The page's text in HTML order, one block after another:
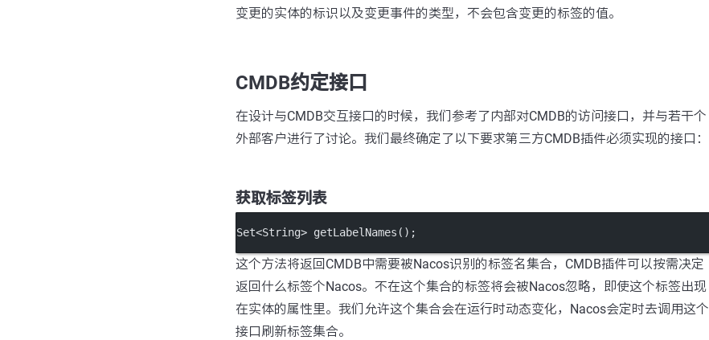
变更的实体的标识以及变更事件的类型，不会包含变更的标签的值。
CMDB约定接口
在设计与CMDB交互接口的时候，我们参考了内部对CMDB的访问接口，并与若干个
外部客户进行了讨论。我们最终确定了以下要求第三方CMDB插件必须实现的接口：
获取标签列表
Set<String> getLabelNames ();
这个方法将返回CMDB中需要被Nacos识别的标签名集合，CMDB插件可以按需决定
返回什么标签个Nacos。不在这个集合的标签将会被Nacos忽略，即使这个标签出现
在实体的属性里。我们允许这个集合会在运行时动态变化，Nacos会定时去调用这个
接口刷新标签集合。